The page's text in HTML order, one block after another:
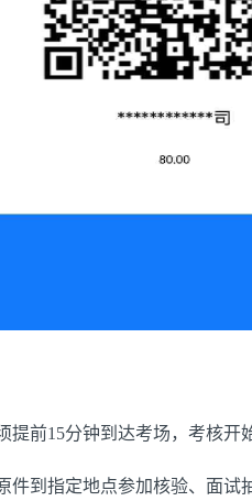
提前15分钟到达考场，考核
件到指定地点参加核验、面